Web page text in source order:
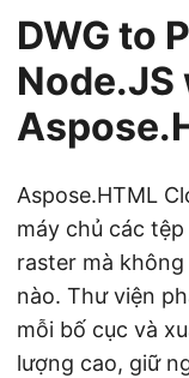
DWG to
Node.JS
Aspose.HTML
máy chủ các
raster mà
nào. Thư viện
mỗi bố cục và
lượng cao, giữ